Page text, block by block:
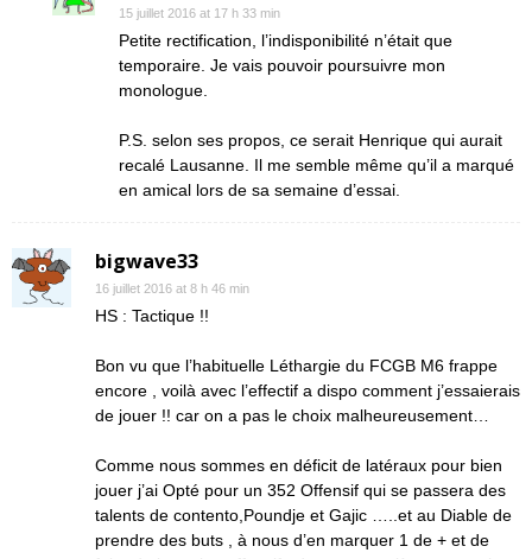
15 juillet 2016 at 17 h 33 min
Petite rectification, l’indisponibilité n’était que
temporaire. Je vais pouvoir poursuivre mon
monologue.
P.S. selon ses propos, ce serait Henrique qui aurait
recalé Lausanne. Il me semble même qu’il a marqué
en amical lors de sa semaine d’essai.
bigwave33
16 juillet 2016 at 8 h 46 min
HS : Tactique !!
Bon vu que l’habituelle Léthargie du FCGB M6 frappe
encore , voilà avec l’effectif a dispo comment j’essaierais
de jouer !! car on a pas le choix malheureusement…
Comme nous sommes en déficit de latéraux pour bien
jouer j’ai Opté pour un 352 Offensif qui se passera des
talents de contento,Poundje et Gajic …..et au Diable de
prendre des buts , à nous d’en marquer 1 de + et de